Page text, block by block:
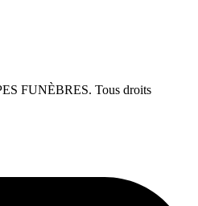
FUNÈBRES. Tous droits